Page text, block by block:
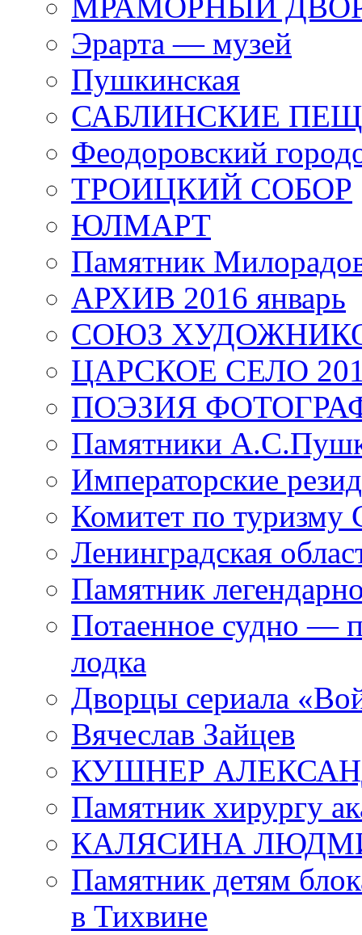
Эрарта — музей
Пушкинская
САБЛИНСКИЕ
Феодоровский
ТРОИЦКИЙ СОБОР
ЮЛМАРТ
Памятник
АРХИВ 2016 январь
СОЮЗ
ЦАРСКОЕ СЕЛО
ПОЭЗИЯ
Памятники
Императорские
Комитет по туризму
Ленинградская
Памятник
Потаенное судно —
лодка
Дворцы сериала
Вячеслав Зайцев
КУШНЕР
Памятник хирургу
КАЛЯСИНА
Памятник детям
в Тихвине